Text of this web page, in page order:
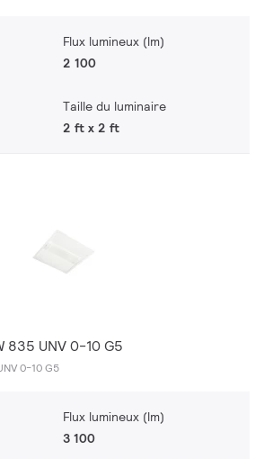
Flux lumineux (lm)
2 100
Taille du luminaire
2 ft x 2 ft
835 UNV 0-10 G5
0-10 G5
Flux lumineux (lm)
3 100